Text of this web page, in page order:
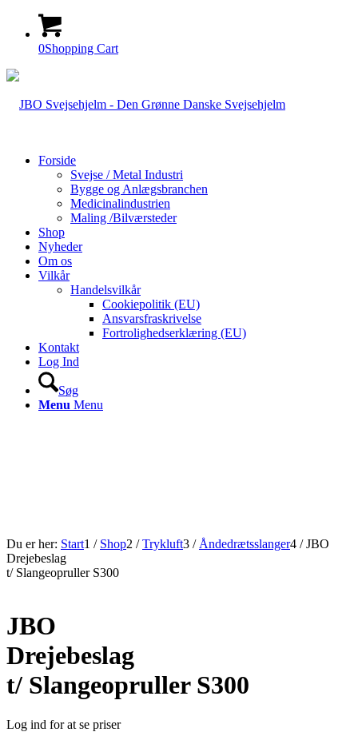
0Shopping Cart
Forside
Svejse / Metal Industri
Bygge og Anlægsbranchen
Medicinalindustrien
Maling /Bilværsteder
Shop
Nyheder
Om os
Vilkår
Handelsvilkår
Cookiepolitik (EU)
Ansvarsfraskrivelse
Fortrolighedserklæring (EU)
Kontakt
Log Ind
Søg
Menu Menu
Du er her: Start1 / Shop2 / Trykluft3 / Åndedrætsslanger4 / JBO
Drejebeslag
t/ Slangeopruller S300
JBO
Drejebeslag
t/ Slangeopruller S300
Log ind for at se priser